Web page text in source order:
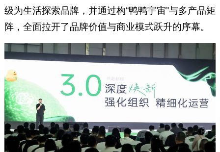
级为生活探索品牌，并通过构“鸭鸭宇宙”与多产品矩
阵，全面拉开了品牌价值与商业模式跃升的序幕。